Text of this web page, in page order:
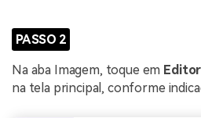
PASSO 2
Na aba Imagem, toque em
na tela principal, conforme